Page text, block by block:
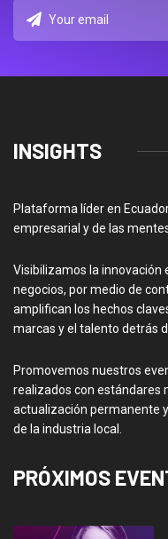
INSIGHTS
Plataforma líder en
empresarial y de las
Visibilizamos la innovación
negocios, por medio de
amplifican los hechos
marcas y el talento detrás
Promovemos nuestros
realizados con estándares
actualización permanente
de la industria local.
PRÓXIMOS